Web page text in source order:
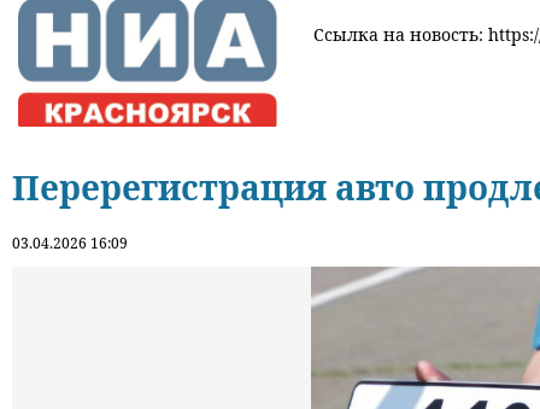
Ссылка на новость:
Перерегистрация авто
03.04.2026 16:09